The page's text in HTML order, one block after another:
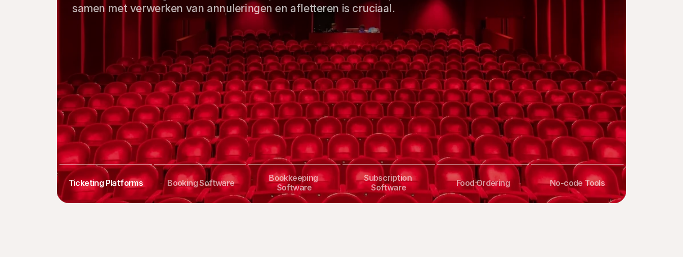
samen met verwerken van annuleringen en afletteren is cruciaal.
Ticketing Platforms Booking Software
Bookkeeping
Software
Subscription
Software
Food Ordering No-code Tools